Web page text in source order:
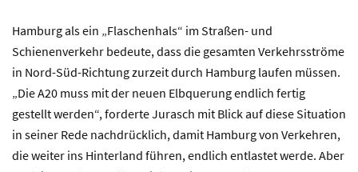
Hamburg als ein „Flaschenhals“ im Straßen- und
Schienenverkehr bedeute, dass die gesamten Verkehrsströme
in Nord-Süd-Richtung zurzeit durch Hamburg laufen müssen.
„Die A20 muss mit der neuen Elbquerung endlich fertig
gestellt werden“, forderte Jurasch mit Blick auf diese Situation
in seiner Rede nachdrücklich, damit Hamburg von Verkehren,
die weiter ins Hinterland führen, endlich entlastet werde. Aber